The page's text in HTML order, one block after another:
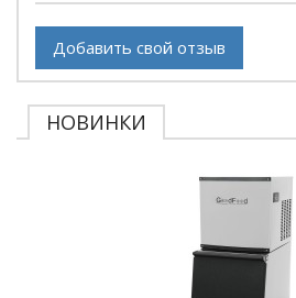
Добавить свой отзыв
НОВИНКИ